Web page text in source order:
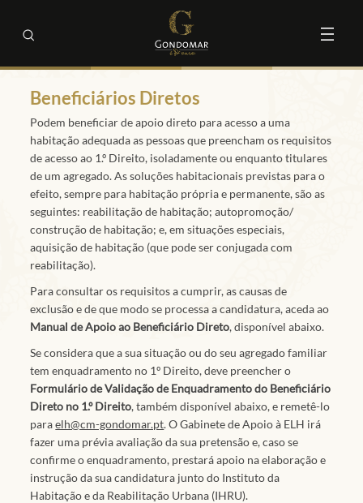
Beneficiários Diretos
Podem beneficiar de apoio direto para acesso a uma
habitação adequada as pessoas que preencham os requisitos
de acesso ao 1.º Direito, isoladamente ou enquanto titulares
de um agregado. As soluções habitacionais previstas para o
efeito, sempre para habitação própria e permanente, são as
seguintes: reabilitação de habitação; autopromoção/
construção de habitação; e, em situações especiais,
aquisição de habitação (que pode ser conjugada com
reabilitação).
Para consultar os requisitos a cumprir, as causas de
exclusão e de que modo se processa a candidatura, aceda ao
Manual de Apoio ao Beneficiário Direto, disponível abaixo.
Se considera que a sua situação ou do seu agregado familiar
tem enquadramento no 1º Direito, deve preencher o
Formulário de Validação de Enquadramento do Beneficiário
Direto no 1.º Direito, também disponível abaixo, e remetê-lo
paraelh@cm-gondomar.pt. O Gabinete de Apoio à ELH irá
fazer uma prévia avaliação da sua pretensão e, caso se
confirme o enquadramento, prestará apoio na elaboração e
instrução da sua candidatura junto do Instituto da
Habitação e da Reabilitação Urbana (IHRU).